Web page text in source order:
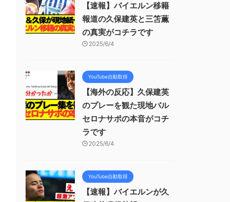
【速報】バイエルン移籍
報道の久保建英と三笘薫
の真実がコチラです
2025/6/4
YouTube自動取得
【海外の反応】久保建英
のプレーを観た現地バル
セロナサポの本音がコチ
ラです
2025/6/4
YouTube自動取得
【速報】バイエルンが久